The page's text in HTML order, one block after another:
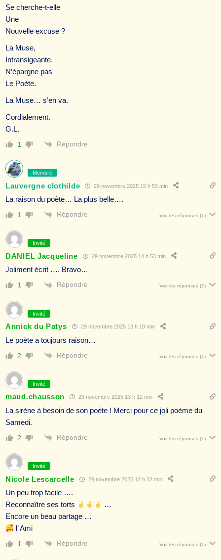
Se cherche-t-elle
Une
Nouvelle excuse ?
La Muse,
Intransigeante,
N’épargne pas
Le Poète.
La Muse… s’en va.
Cordialement.
G.L.
1 Répondre
Membre
Lauvergne clothilde 29 novembre 2025 15 h 53 min
La raison du poète… La plus belle….
1 Répondre Voir les réponses (1)
Invité
DANIEL Jacqueline 29 novembre 2025 14 h 53 min
Joliment écrit …. Bravo…
1 Répondre Voir les réponses (1)
Invité
Annick du Patys 29 novembre 2025 13 h 19 min
Le poète a toujours raison…
2 Répondre Voir les réponses (1)
Invité
maud.chausson 29 novembre 2025 13 h 12 min
La sirène à besoin de son poète ! Merci pour ce joli poème du
Samedi.
2 Répondre Voir les réponses (1)
Invité
Nicole Lescarcelle 29 novembre 2025 12 h 32 min
Un peu trop facile ….
Reconnaître ses torts
…
Encore un beau partage …
l’ Ami
1 Répondre Voir les réponses (1)